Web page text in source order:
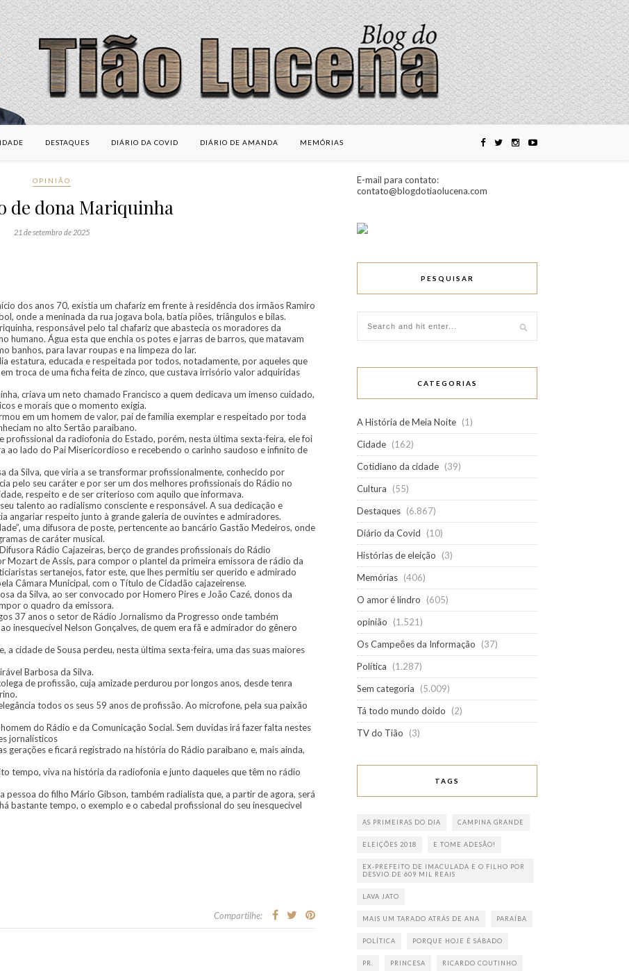
DESTAQUES DIÁRIO DA COVID DIÁRIO DE AMANDA MEMÓRIAS
OPINIÃO
de dona Mariquinha
21 de setembro de 2025
dos anos 70, existia um chafariz em frente à residência dos irmãos Ramiro
onde a meninada da rua jogava bola, batia piões, triângulos e bilas.
responsável pelo tal chafariz que abastecia os moradores da
humano. Água esta que enchia os potes e jarras de barros, que matavam
banhos, para lavar roupas e na limpeza do lar.
estatura, educada e respeitada por todos, notadamente, por aqueles que
troca de uma ficha feita de zinco, que custava irrisório valor adquiridas
criava um neto chamado Francisco a quem dedicava um imenso cuidado,
e morais que o momento exigia.
em um homem de valor, pai de família exemplar e respeitado por toda
no alto Sertão paraibano.
profissional da radiofonia do Estado, porém, nesta última sexta-feira, ele foi
ao lado do Pai Misericordioso e recebendo o carinho saudoso e infinito de
da Silva, que viria a se transformar profissionalmente, conhecido por
pelo seu caráter e por ser um dos melhores profissionais do Rádio no
respeito e de ser criterioso com aquilo que informava.
talento ao radialismo consciente e responsável. A sua dedicação e
angariar respeito junto à grande galeria de ouvintes e admiradores.
uma difusora de poste, pertencente ao bancário Gastão Medeiros, onde
de caráter musical.
Rádio Cajazeiras, berço de grandes profissionais do Rádio
Mozart de Assis, para compor o plantel da primeira emissora de rádio da
sertanejos, fator este, que lhes permitiu ser querido e admirado
Câmara Municipal, com o Título de Cidadão cajazeirense.
da Silva, ao ser convocado por Homero Pires e João Cazé, donos da
o quadro da emissora.
37 anos o setor de Rádio Jornalismo da Progresso onde também
inesquecível Nelson Gonçalves, de quem era fã e admirador do gênero
a cidade de Sousa perdeu, nesta última sexta-feira, uma das suas maiores
Barbosa da Silva.
de profissão, cuja amizade perdurou por longos anos, desde tenra
todos os seus 59 anos de profissão. Ao microfone, pela sua paixão
do Rádio e da Comunicação Social. Sem duvidas irá fazer falta nestes
jornalísticos
gerações e ficará registrado na história do Rádio paraibano e, mais ainda,
tempo, viva na história da radiofonia e junto daqueles que têm no rádio
pessoa do filho Mário Gibson, também radialista que, a partir de agora, será
bastante tempo, o exemplo e o cabedal profissional do seu inesquecível
Compartilhe:
E-mail para contato:
contato@blogdotiaolucena.com
PESQUISAR
CATEGORIAS
A História de Meia Noite (1)
Cidade (162)
Cotidiano da cidade (39)
Cultura
(55)
Destaques (6.867)
Diário da Covid
(10)
Histórias de eleição
(3)
Memórias (406)
O amor é lindro
(605)
opinião
(1.521)
Os Campeões da Informação
(37)
Política
(1.287)
Sem categoria
(5.009)
Tá todo mundo doido
(2)
TV do Tião
(3)
TAGS
AS PRIMEIRAS DO DIA CAMPINA GRANDE
ELEIÇÕES 2018 E TOME ADESÃO!
EX-PREFEITO DE IMACULADA E O FILHO POR
DESVIO DE 609 MIL REAIS
LAVA JATO
MAIS UM TARADO ATRÁS DE ANA PARAÍBA
POLÍTICA PORQUE HOJE É SÁBADO
PR. PRINCESA RICARDO COUTINHO